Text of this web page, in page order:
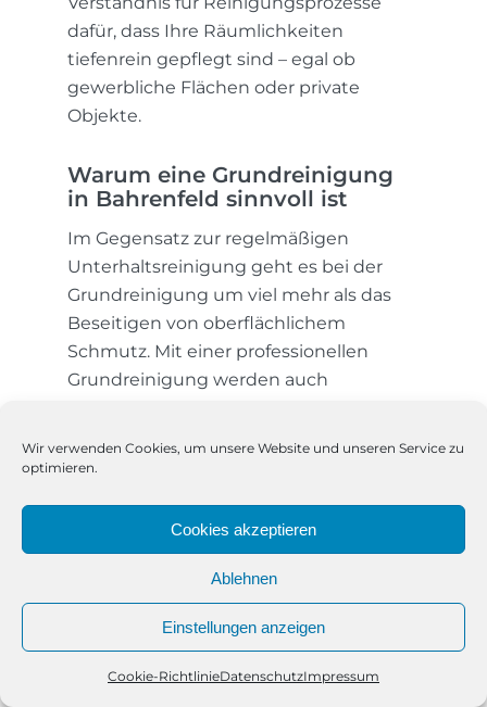
Wir verwenden Cookies, um unsere Website und unseren Service zu
optimieren.
Cookies akzeptieren
Ablehnen
Einstellungen anzeigen
Cookie-RichtlinieDatenschutzImpressum
dafür, dass Ihre Räumlichkeiten
tiefenrein gepflegt sind – egal ob
gewerbliche Flächen oder private
Objekte.
Warum eine Grundreinigung
in Bahrenfeld sinnvoll ist
Im Gegensatz zur regelmäßigen
Unterhaltsreinigung geht es bei der
Grundreinigung um viel mehr als das
Beseitigen von oberflächlichem
Schmutz. Mit einer professionellen
Grundreinigung werden auch
Schmutz entfernt – überall dort, wo
erfahrungsgemäß an ihre Grenzen
stoßen. Besonders in Bahrenfeld, wo
sich moderne Bürogebäude, Altbauten,
Werkstätten und Wohnanlagen
mischen, entsteht eine Vielfalt an
Reinigungsfee007 individuell reagieren.
Telefon Kontakt WhatsApp